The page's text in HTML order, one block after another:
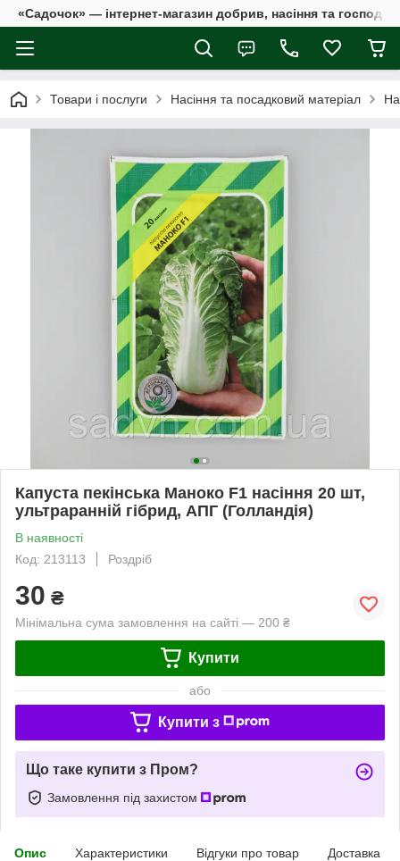
«Садочок» — інтернет-магазин добрив, насіння та
Товари і послуги Насіння та посадковий матеріал
Капуста пекінська Маноко F1 насіння 20 шт,
ультраранній гібрид, АПГ (Голландія)
В наявності
Код: 213113
Роздріб
30 ₴
Мінімальна сума замовлення на сайті — 200 ₴
Купити
або
Купити з
Що таке купити з Пром?
Замовлення під захистом
Опис Характеристики Відгуки про товар Доставка